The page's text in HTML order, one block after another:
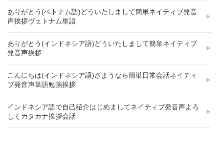
ありがとう(ベトナム語)どういたしまして簡単ネイティブ発音
声挨拶ヴェトナム単語
ありがとう(インドネシア語)どういたしまして簡単ネイティブ
発音声挨拶
こんにちは(インドネシア語)さようなら簡単日常会話ネイティ
ブ発音声単語勉強挨拶
インドネシア語で自己紹介はじめましてネイティブ発音声よろ
しくカタカナ挨拶会話